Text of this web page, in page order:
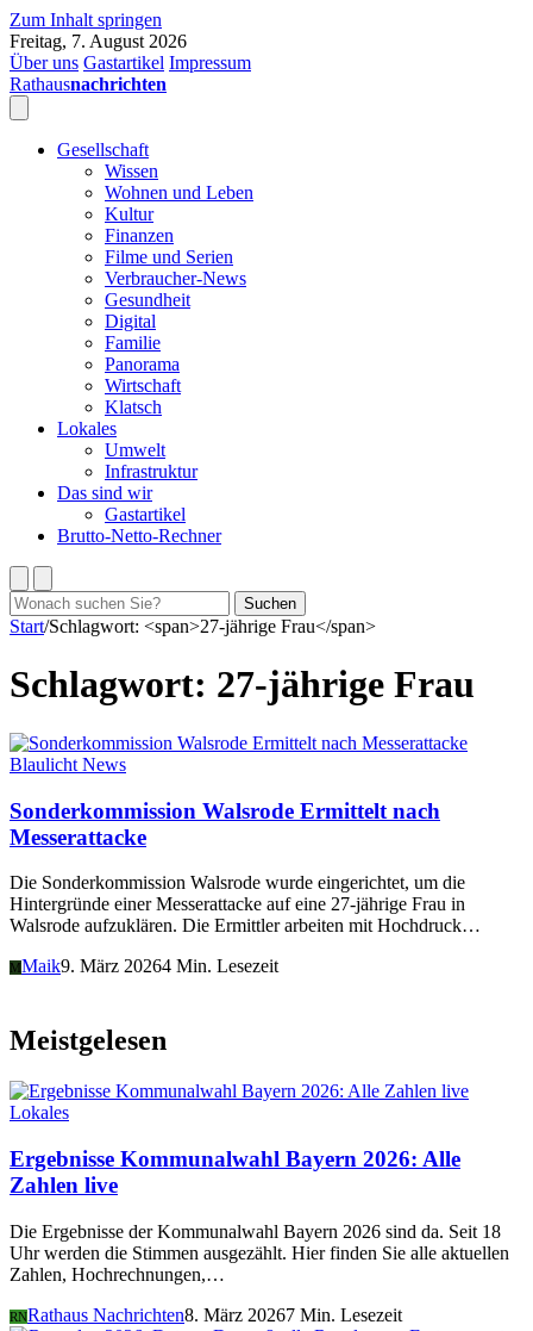
Zum Inhalt springen
Freitag, 7. August 2026
Über uns Gastartikel Impressum
Rathausnachrichten
Gesellschaft
Wissen
Wohnen und Leben
Kultur
Finanzen
Filme und Serien
Verbraucher-News
Gesundheit
Digital
Familie
Panorama
Wirtschaft
Klatsch
Lokales
Umwelt
Infrastruktur
Das sind wir
Gastartikel
Brutto-Netto-Rechner
Suchen
nach:
Suchen
Start/Schlagwort: <span>27-jährige Frau</span>
Schlagwort: 27-jährige Frau
Blaulicht News
Sonderkommission Walsrode Ermittelt nach
Messerattacke
Die Sonderkommission Walsrode wurde eingerichtet, um die
Hintergründe einer Messerattacke auf eine 27-jährige Frau in
Walsrode aufzuklären. Die Ermittler arbeiten mit Hochdruck…
M Maik9. März 20264 Min. Lesezeit
Meistgelesen
Lokales
Ergebnisse Kommunalwahl Bayern 2026: Alle
Zahlen live
Die Ergebnisse der Kommunalwahl Bayern 2026 sind da. Seit 18
Uhr werden die Stimmen ausgezählt. Hier finden Sie alle aktuellen
Zahlen, Hochrechnungen,…
RNRathaus Nachrichten8. März 20267 Min. Lesezeit